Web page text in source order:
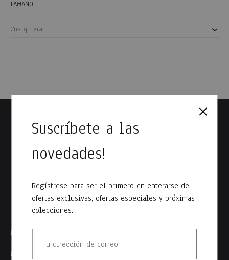
TAMAÑO
Cualquiera
Política de Envíos
Politica de Privacidad
Suscríbete a las
novedades!
Regístrese para ser el primero en enterarse de
ofertas exclusivas, ofertas especiales y próximas
colecciones.